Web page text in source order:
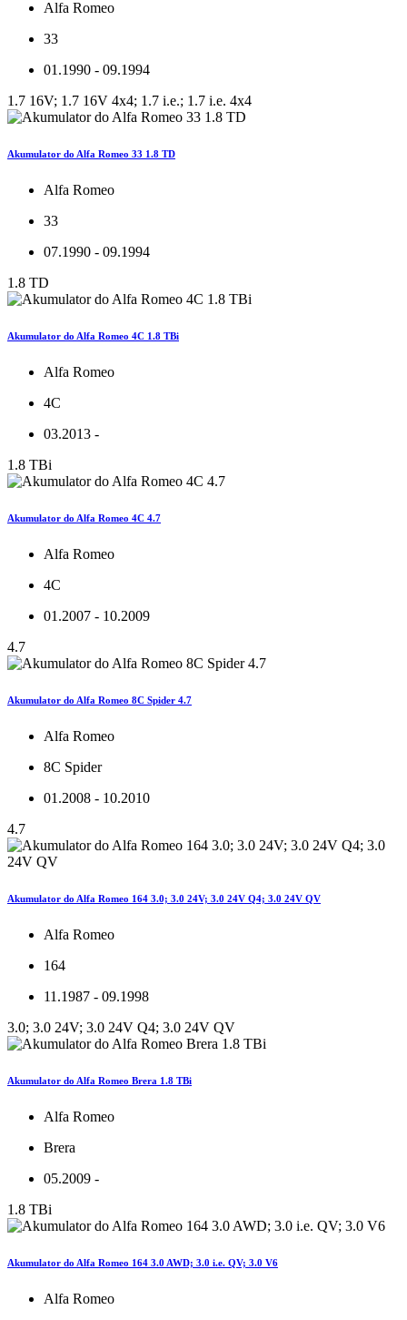
Alfa Romeo
33
01.1990 - 09.1994
1.7 16V; 1.7 16V 4x4; 1.7 i.e.; 1.7 i.e. 4x4
Akumulator do Alfa Romeo 33 1.8 TD
Alfa Romeo
33
07.1990 - 09.1994
1.8 TD
Akumulator do Alfa Romeo 4C 1.8 TBi
Alfa Romeo
4C
03.2013 -
1.8 TBi
Akumulator do Alfa Romeo 4C 4.7
Alfa Romeo
4C
01.2007 - 10.2009
4.7
Akumulator do Alfa Romeo 8C Spider 4.7
Alfa Romeo
8C Spider
01.2008 - 10.2010
4.7
Akumulator do Alfa Romeo 164 3.0; 3.0 24V; 3.0 24V Q4; 3.0 24V QV
Alfa Romeo
164
11.1987 - 09.1998
3.0; 3.0 24V; 3.0 24V Q4; 3.0 24V QV
Akumulator do Alfa Romeo Brera 1.8 TBi
Alfa Romeo
Brera
05.2009 -
1.8 TBi
Akumulator do Alfa Romeo 164 3.0 AWD; 3.0 i.e. QV; 3.0 V6
Alfa Romeo